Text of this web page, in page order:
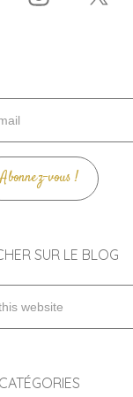
Abonnez-vous !
SUR LE BLOG
CATÉGORIES